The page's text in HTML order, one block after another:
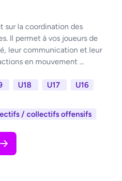
la coordination des
Il permet à vos joueurs de
leur communication et leur
en mouvement ...
U18 U17
U16
/ collectifs offensifs